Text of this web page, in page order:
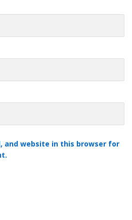
and website in this browser for